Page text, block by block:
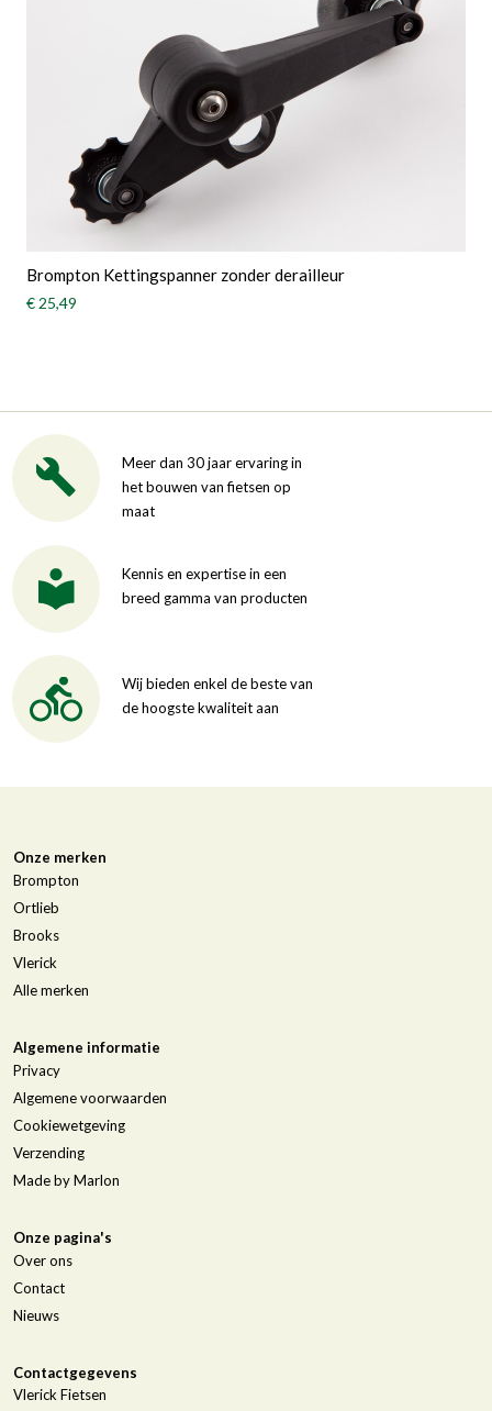
Brompton Kettingspanner zonder derailleur
€ 25,49
Meer dan 30 jaar ervaring in
het bouwen van fietsen op
maat
Kennis en expertise in een
breed gamma van producten
Wij bieden enkel de beste van
de hoogste kwaliteit aan
Onze merken
Brompton
Ortlieb
Brooks
Vlerick
Alle merken
Algemene informatie
Privacy
Algemene voorwaarden
Cookiewetgeving
Verzending
Made by Marlon
Onze pagina's
Over ons
Contact
Nieuws
Contactgegevens
Vlerick Fietsen